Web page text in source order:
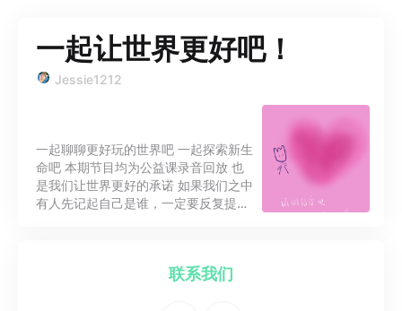
一起让世界更好吧！
Jessie1212
一起聊聊更好玩的世界吧 一起探索新生
命吧 本期节目均为公益课录音回放 也
是我们让世界更好的承诺 如果我们之中
有人先记起自己是谁，一定要反复提醒
联系我们